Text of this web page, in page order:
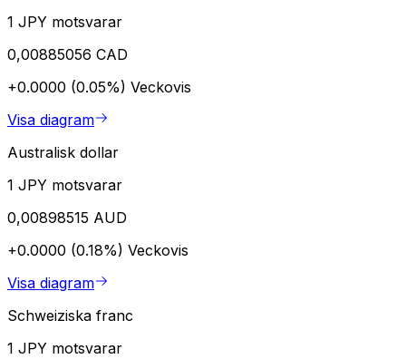
1 JPY motsvarar
0,00885056 CAD
+0.0000 (0.05%) Veckovis
Visa diagram
Australisk dollar
1 JPY motsvarar
0,00898515 AUD
+0.0000 (0.18%) Veckovis
Visa diagram
Schweiziska franc
1 JPY motsvarar